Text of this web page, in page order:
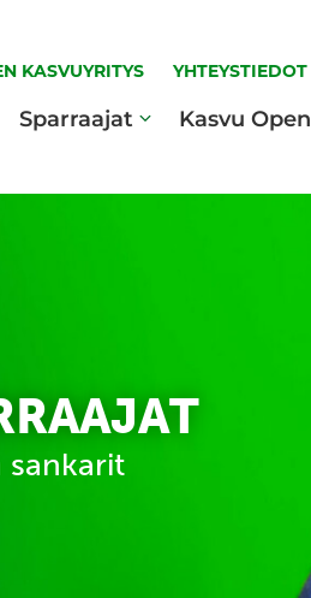
KASVUYRITYS YHTEYSTIEDOT
Sparraajat Kasvu Open
sankarit